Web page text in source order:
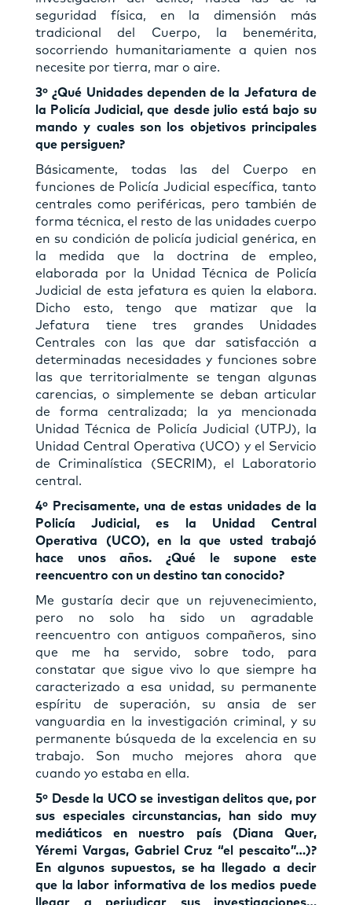
seguridad física, en la dimensión más
tradicional del Cuerpo, la benemérita,
socorriendo humanitariamente a quien nos
necesite por tierra, mar o aire.
3º ¿Qué Unidades dependen de la Jefatura de
la Policía Judicial, que desde julio está bajo su
mando y cuales son los objetivos principales
que persiguen?
Básicamente, todas las del Cuerpo en
funciones de Policía Judicial específica, tanto
centrales como periféricas, pero también de
forma técnica, el resto de las unidades cuerpo
en su condición de policía judicial genérica, en
la medida que la doctrina de empleo,
elaborada por la Unidad Técnica de Policía
Judicial de esta jefatura es quien la elabora.
Dicho esto, tengo que matizar que la
Jefatura tiene tres grandes Unidades
Centrales con las que dar satisfacción a
determinadas necesidades y funciones sobre
las que territorialmente se tengan algunas
carencias, o simplemente se deban articular
de forma centralizada; la ya mencionada
Unidad Técnica de Policía Judicial (UTPJ), la
Unidad Central Operativa (UCO) y el Servicio
de Criminalística (SECRIM), el Laboratorio
central.
4º Precisamente, una de estas unidades de la
Policía Judicial, es la Unidad Central
Operativa (UCO), en la que usted trabajó
hace unos años. ¿Qué le supone este
reencuentro con un destino tan conocido?
Me gustaría decir que un rejuvenecimiento,
pero no solo ha sido un agradable
reencuentro con antiguos compañeros, sino
que me ha servido, sobre todo, para
constatar que sigue vivo lo que siempre ha
caracterizado a esa unidad, su permanente
espíritu de superación, su ansia de ser
vanguardia en la investigación criminal, y su
permanente búsqueda de la excelencia en su
trabajo. Son mucho mejores ahora que
cuando yo estaba en ella.
5º Desde la UCO se investigan delitos que, por
sus especiales circunstancias, han sido muy
mediáticos en nuestro país (Diana Quer,
Yéremi Vargas, Gabriel Cruz “el pescaito”…)?
En algunos supuestos, se ha llegado a decir
que la labor informativa de los medios puede
llegar a perjudicar sus investigaciones…